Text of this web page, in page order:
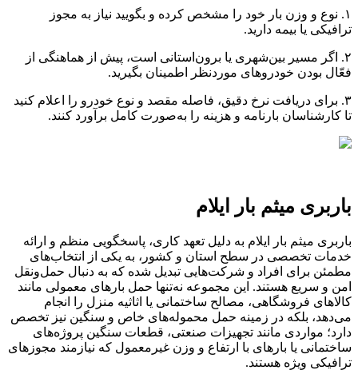
۱.
نوع و وزن بار خود را مشخص کرده و بگویید نیاز به مجوز
ترافیکی یا بیمه دارید.
۲.
اگر مسیر بین‌شهری یا برون‌استانی است، پیش از هماهنگی از
فعّال بودن خودروهای موردنظر اطمینان بگیرید.
۳. برای دریافت نرخ دقیق، فاصله مقصد و نوع خودرو را اعلام کنید
تا کارشناسان بارنامه و هزینه را به‌صورت کامل برآورد کنند.
باربری میثم بار ایلام
باربری میثم بار ایلام به دلیل تعهد کاری، پاسخگویی منظم و ارائه
خدمات تخصصی در سطح استان و کشور، به یکی از انتخاب‌های
مطمئن برای افراد و شرکت‌هایی تبدیل شده که به دنبال حمل‌ونقل
امن و سریع هستند. این مجموعه نه‌تنها حمل بارهای معمولی مانند
کالاهای فروشگاهی، مصالح ساختمانی یا اثاثیه منزل را انجام
می‌دهد، بلکه در زمینه حمل محموله‌های خاص و سنگین نیز تخصص
دارد؛ مواردی مانند تجهیزات صنعتی، قطعات سنگین پروژه‌های
ساختمانی یا بارهای با ارتفاع و وزن غیرمعمول که نیازمند مجوزهای
ترافیکی ویژه هستند.